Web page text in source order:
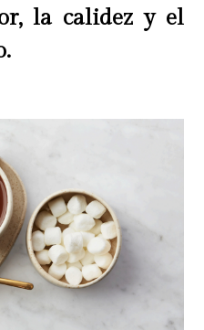
la calidez y el